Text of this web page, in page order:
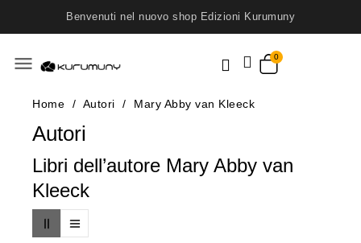
Benvenuti nel nuovo shop Edizioni Kurumuny
menu
Home Autori Mary Abby van Kleeck
Autori
Libri dell’autore Mary Abby van
Kleeck